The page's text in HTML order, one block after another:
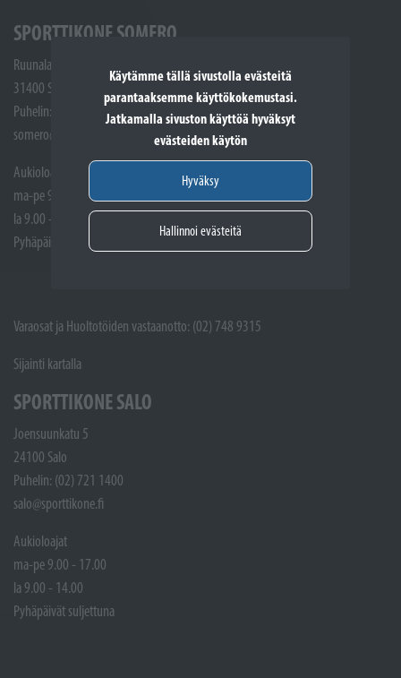
Käytämme tällä sivustolla evästeitä
parantaaksemme käyttökokemustasi.
Jatkamalla sivuston käyttöä hyväksyt
evästeiden käytön
Hyväksy
Hallinnoi evästeitä
SPORTTIKONE SOMERO
Ruunalantie 5
31400 Somero
Puhelin: (02) 748 9300
somero@sporttikone.fi
Aukioloajat
ma-pe 9.00 - 17.00
la 9.00 - 14.00
Pyhäpäivät suljettuna
Varaosat ja Huoltotöiden vastaanotto: (02) 748 9315
Sijainti kartalla
SPORTTIKONE SALO
Joensuunkatu 5
24100 Salo
Puhelin: (02) 721 1400
salo@sporttikone.fi
Aukioloajat
ma-pe 9.00 - 17.00
la 9.00 - 14.00
Pyhäpäivät suljettuna